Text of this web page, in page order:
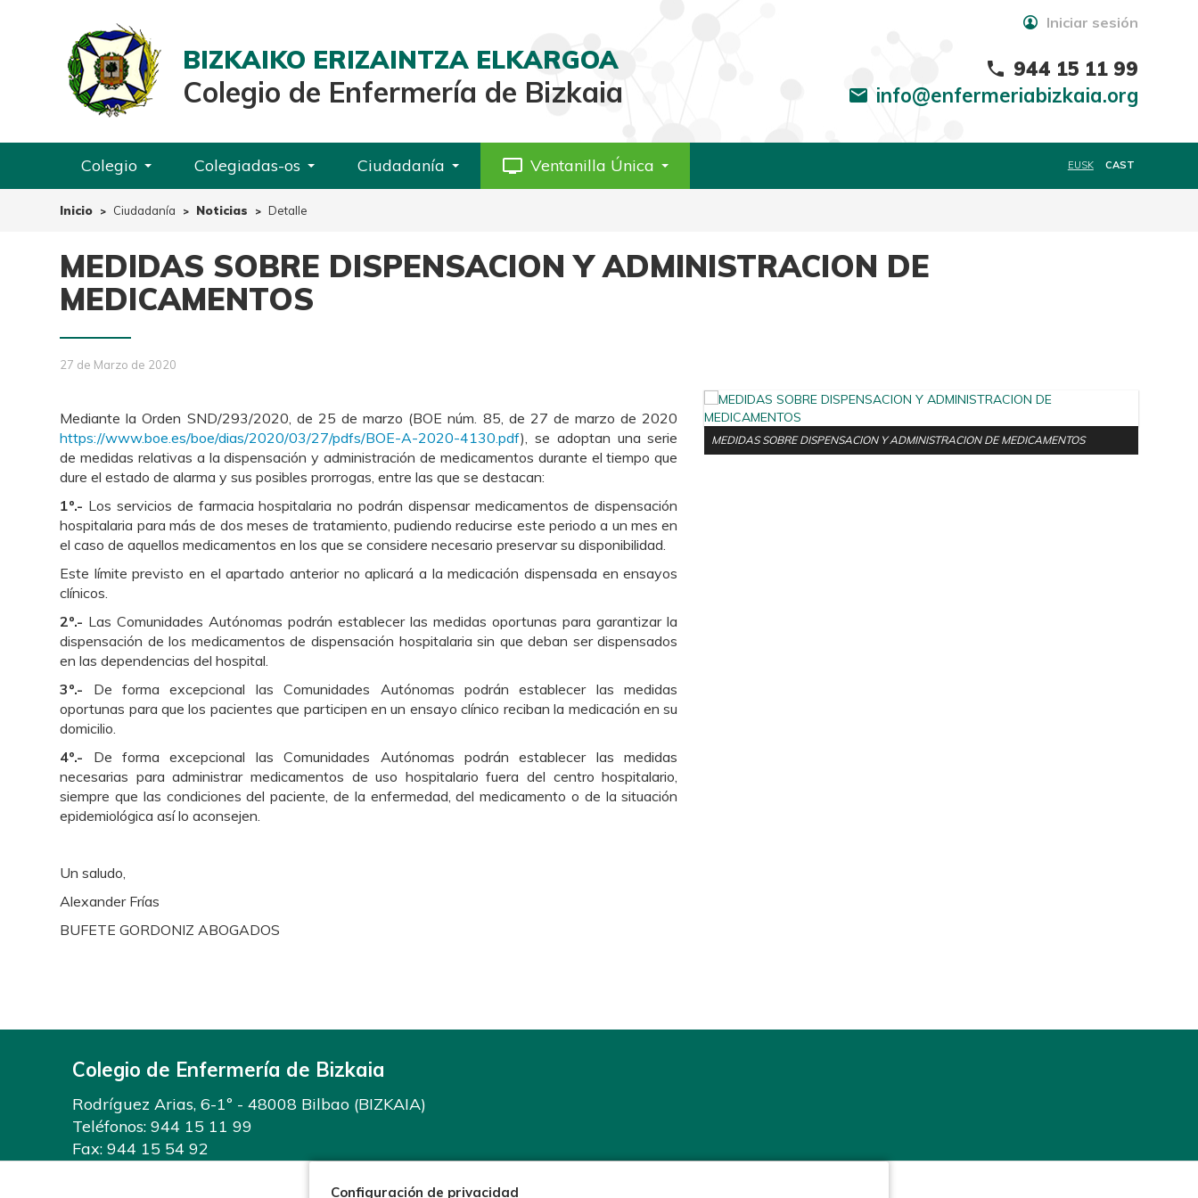
Iniciar sesión
BIZKAIKO ERIZAINTZA ELKARGOA
Colegio de Enfermería de Bizkaia
phone 944 15 11 99
mail info@enfermeriabizkaia.org
Colegio Colegiadas-os Ciudadanía personal_video Ventanilla Única EUSK CAST
Inicio Ciudadanía Noticias Detalle
MEDIDAS SOBRE DISPENSACION Y ADMINISTRACION DE
MEDICAMENTOS
27 de Marzo de 2020
Mediante la Orden SND/293/2020, de 25 de marzo (BOE núm. 85, de 27 de marzo de 2020
https://www.boe.es/boe/dias/2020/03/27/pdfs/BOE-A-2020-4130.pdf), se adoptan una serie
de medidas relativas a la dispensación y administración de medicamentos durante el tiempo que
dure el estado de alarma y sus posibles prorrogas, entre las que se destacan:
1º.- Los servicios de farmacia hospitalaria no podrán dispensar medicamentos de dispensación
hospitalaria para más de dos meses de tratamiento, pudiendo reducirse este periodo a un mes en
el caso de aquellos medicamentos en los que se considere necesario preservar su disponibilidad.
Este límite previsto en el apartado anterior no aplicará a la medicación dispensada en ensayos
clínicos.
2º.- Las Comunidades Autónomas podrán establecer las medidas oportunas para garantizar la
dispensación de los medicamentos de dispensación hospitalaria sin que deban ser dispensados
en las dependencias del hospital.
3º.- De forma excepcional las Comunidades Autónomas podrán establecer las medidas
oportunas para que los pacientes que participen en un ensayo clínico reciban la medicación en su
domicilio.
4º.- De forma excepcional las Comunidades Autónomas podrán establecer las medidas
necesarias para administrar medicamentos de uso hospitalario fuera del centro hospitalario,
siempre que las condiciones del paciente, de la enfermedad, del medicamento o de la situación
epidemiológica así lo aconsejen.
Un saludo,
Alexander Frías
BUFETE GORDONIZ ABOGADOS
MEDIDAS SOBRE DISPENSACION Y ADMINISTRACION DE MEDICAMENTOS
Colegio de Enfermería de Bizkaia
Rodríguez Arias, 6-1º - 48008 Bilbao (BIZKAIA)
Teléfonos: 944 15 11 99
Fax: 944 15 54 92
Configuración de privacidad